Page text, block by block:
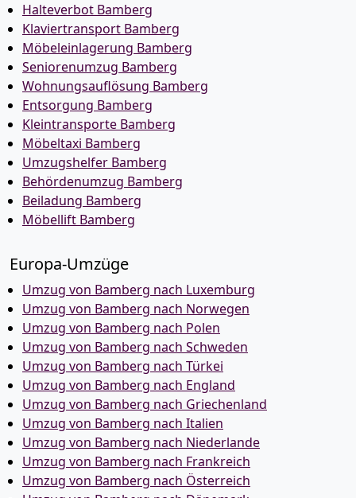
Halteverbot Bamberg
Klaviertransport Bamberg
Möbeleinlagerung Bamberg
Seniorenumzug Bamberg
Wohnungsauflösung Bamberg
Entsorgung Bamberg
Kleintransporte Bamberg
Möbeltaxi Bamberg
Umzugshelfer Bamberg
Behördenumzug Bamberg
Beiladung Bamberg
Möbellift Bamberg
Europa-Umzüge
Umzug von Bamberg nach Luxemburg
Umzug von Bamberg nach Norwegen
Umzug von Bamberg nach Polen
Umzug von Bamberg nach Schweden
Umzug von Bamberg nach Türkei
Umzug von Bamberg nach England
Umzug von Bamberg nach Griechenland
Umzug von Bamberg nach Italien
Umzug von Bamberg nach Niederlande
Umzug von Bamberg nach Frankreich
Umzug von Bamberg nach Österreich